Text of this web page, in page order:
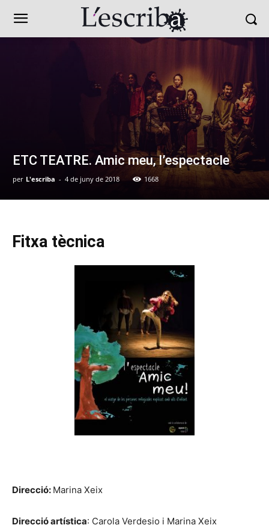
ETC TEATRE. Amic meu, l’espectacle
per L'escriba - 4 de juny de 2018 1668
Fitxa tècnica
Direcció: Marina Xeix
Direcció artística: Carola Verdesio i Marina Xeix